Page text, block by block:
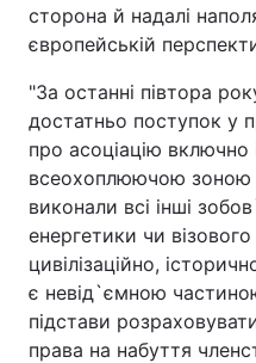
сторона й надалі
європейській
"За останні півтора
достатньо поступок у
про асоціацію включно
всеохоплюючою зоною
виконали всі інші
енергетики чи
цивілізаційно,
є невід`ємною
підстави
права на набуття